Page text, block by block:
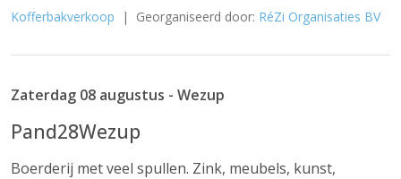
Kofferbakverkoop | Georganiseerd door: RéZi Organisaties BV
Zaterdag 08 augustus - Wezup
Pand28Wezup
Boerderij met veel spullen. Zink, meubels, kunst,